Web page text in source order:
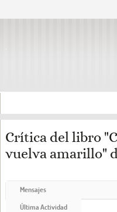
Crítica del libro
vuelva amarillo"
Mensajes
Última Actividad